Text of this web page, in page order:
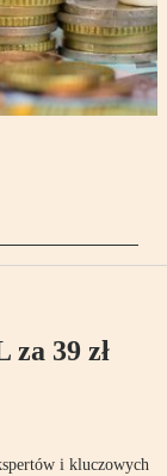
za 39 zł
i kluczowych